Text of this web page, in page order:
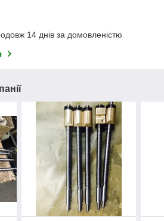
14 днів за домовленістю